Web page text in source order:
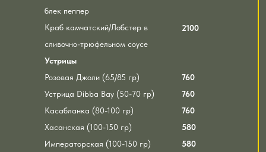
блек пеппер
Краб камчатский/Лобстер в
сливочно-трюфельном соусе
Устрицы
Розовая Джоли (65/85 гр)
Устрица Dibba Bay (50-70 гр)
Касабланка (80-100 гр)
Хасанская (100-150 гр)
Императорская (100-150 гр)
2100
760
760
760
580
580